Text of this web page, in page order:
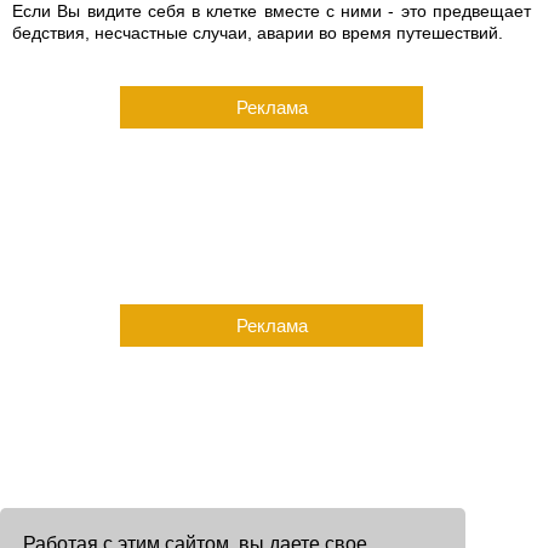
Работая с этим сайтом, вы даете свое
Если Вы видите себя в клетке вместе с ними - это предвещает
бедствия, несчастные случаи, аварии во время путешествий.
Реклама
Реклама